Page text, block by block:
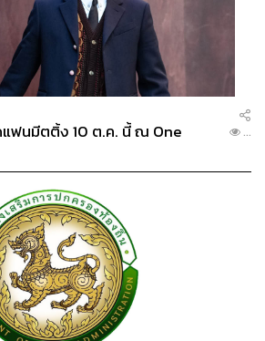
แฟนมีตติ้ง 10 ต.ค. นี้ ณ One
...